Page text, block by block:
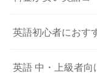
英語初心者におす
英語 中・上級者